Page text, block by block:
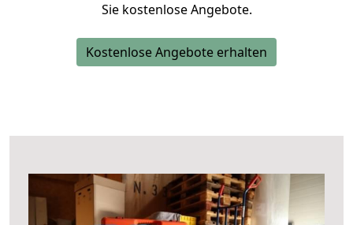
Sie kostenlose Angebote.
Kostenlose Angebote erhalten